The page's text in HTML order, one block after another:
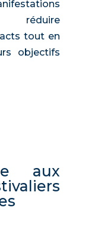
réduire
tout en
objectifs
aux